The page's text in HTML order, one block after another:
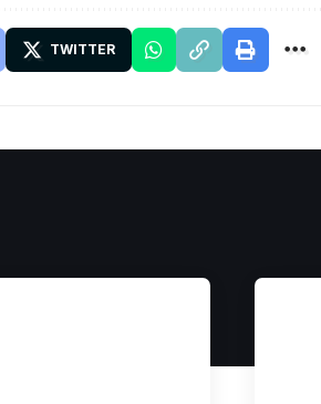
TWITTER